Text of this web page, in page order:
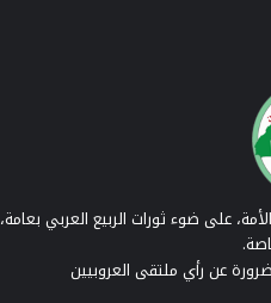
على ضوء ثورات الربيع العربي بعامة،
عن رأي ملتقى العروبيين